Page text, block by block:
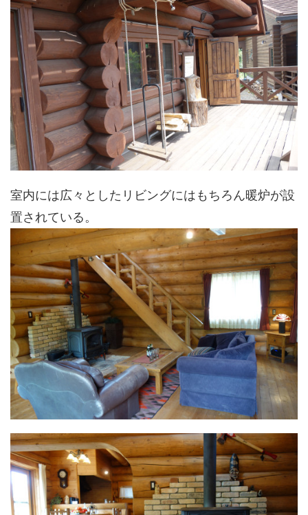
室内には広々としたリビングにはもちろん暖炉が設
置されている。